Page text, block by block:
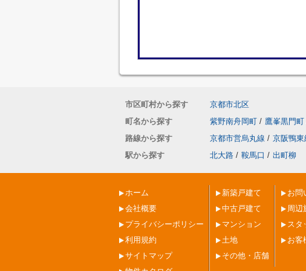
市区町村から探す
京都市北区
町名から探す
紫野南舟岡町 / 鷹峯黒門町
路線から探す
京都市営烏丸線 / 京阪鴨東
駅から探す
北大路 / 鞍馬口 / 出町柳
ホーム
会社概要
プライバシーポリシー
利用規約
サイトマップ
新築戸建て
中古戸建て
マンション
土地
その他・店舗
お問
周辺
スタ
お客